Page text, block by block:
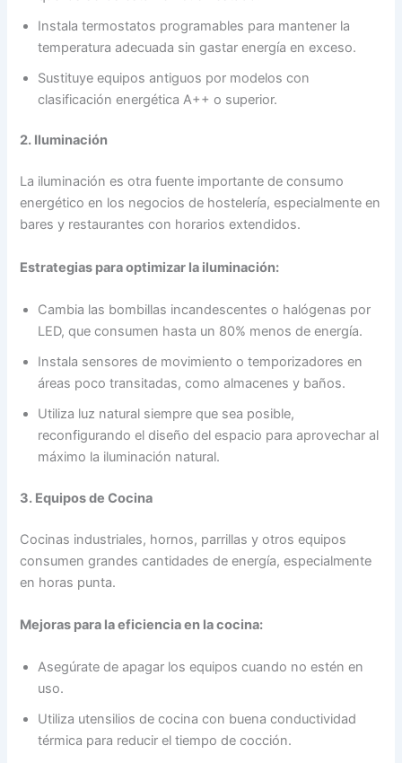
Instala termostatos programables para mantener la
temperatura adecuada sin gastar energía en exceso.
Sustituye equipos antiguos por modelos con
clasificación energética A++ o superior.
2. Iluminación
La iluminación es otra fuente importante de consumo
energético en los negocios de hostelería, especialmente en
bares y restaurantes con horarios extendidos.
Estrategias para optimizar la iluminación:
Cambia las bombillas incandescentes o halógenas por
LED, que consumen hasta un 80% menos de energía.
Instala sensores de movimiento o temporizadores en
áreas poco transitadas, como almacenes y baños.
Utiliza luz natural siempre que sea posible,
reconfigurando el diseño del espacio para aprovechar al
máximo la iluminación natural.
3. Equipos de Cocina
Cocinas industriales, hornos, parrillas y otros equipos
consumen grandes cantidades de energía, especialmente
en horas punta.
Mejoras para la eficiencia en la cocina:
Asegúrate de apagar los equipos cuando no estén en
uso.
Utiliza utensilios de cocina con buena conductividad
térmica para reducir el tiempo de cocción.